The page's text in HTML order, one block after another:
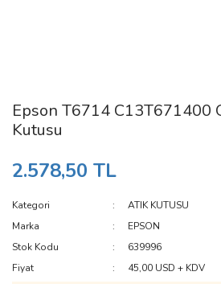
Epson T6714 C13T671400
Kutusu
2.578,50 TL
Kategori
ATIK KUTUSU
Marka
EPSON
Stok Kodu
639996
Fiyat
45,00 USD + KDV